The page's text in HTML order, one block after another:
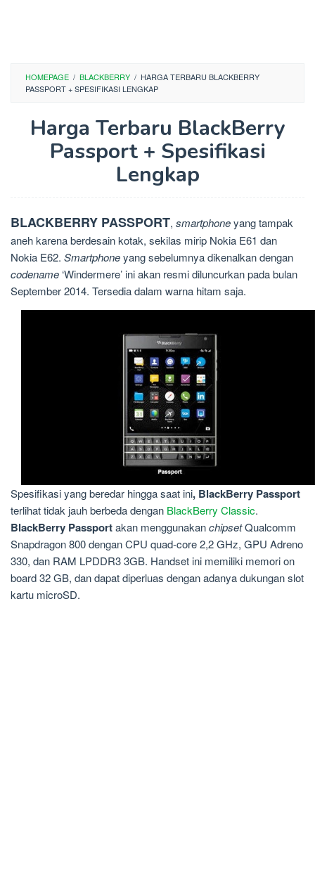
HOMEPAGE / BLACKBERRY / HARGA TERBARU BLACKBERRY
PASSPORT + SPESIFIKASI LENGKAP
Harga Terbaru BlackBerry
Passport + Spesifikasi
Lengkap
BLACKBERRY PASSPORT, smartphoneyang tampak
aneh karena berdesain kotak, sekilas mirip Nokia E61 dan
Nokia E62. Smartphoneyang sebelumnya dikenalkan dengan
codename ‘Windermere’ ini akan resmi diluncurkan pada bulan
September 2014. Tersedia dalam warna hitam saja.
Spesifikasi yang beredar hingga saat ini, BlackBerry Passport
terlihattidak jauh berbeda dengan BlackBerry Classic.
BlackBerry Passportakan menggunakanchipsetQualcomm
Snapdragon 800 dengan CPU quad-core 2,2 GHz, GPU Adreno
330, dan RAM LPDDR3 3GB. Handset ini memiliki memori on
board 32 GB, dan dapat diperluas dengan adanya dukungan slot
kartu microSD.